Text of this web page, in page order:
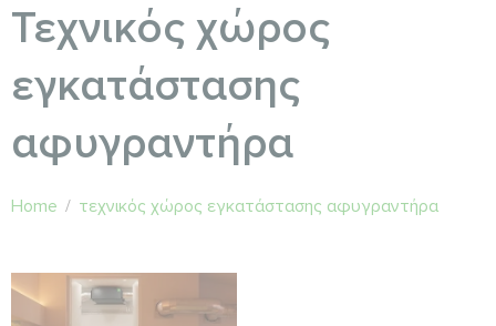
Τεχνικός χώρος
εγκατάστασης
αφυγραντήρα
Home / τεχνικός χώρος εγκατάστασης αφυγραντήρα